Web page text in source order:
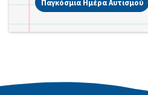
Παγκόσμια Ημέρα Αυτισμού